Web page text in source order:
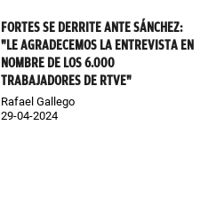
FORTES SE DERRITE ANTE SÁNCHEZ:
"LE AGRADECEMOS LA ENTREVISTA EN
NOMBRE DE LOS 6.000
TRABAJADORES DE RTVE"
Rafael Gallego
29-04-2024